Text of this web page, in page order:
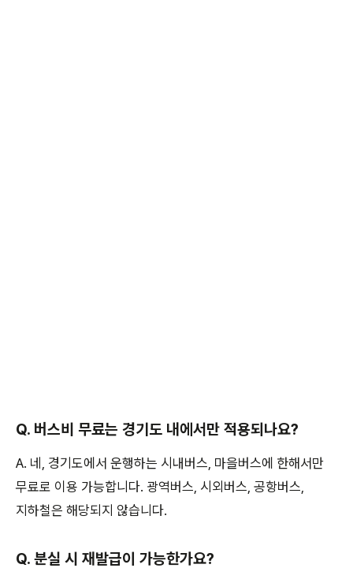
Q. 버스비 무료는 경기도 내에서만 적용되나요?
A. 네, 경기도에서 운행하는 시내버스, 마을버스에 한해서만
무료로 이용 가능합니다. 광역버스, 시외버스, 공항버스,
지하철은 해당되지 않습니다.
Q. 분실 시 재발급이 가능한가요?